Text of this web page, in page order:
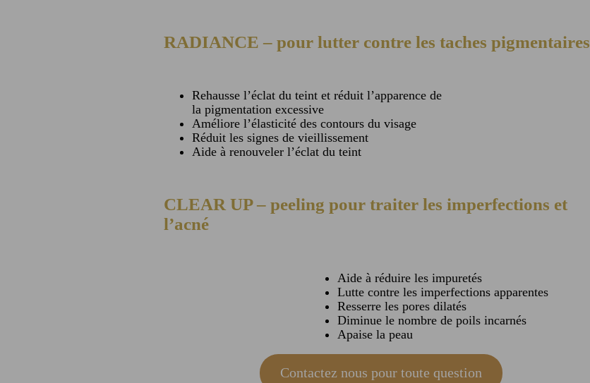
RADIANCE – pour lutter contre les taches pigmentaires
Rehausse l’éclat du teint et réduit l’apparence de
la pigmentation excessive
Améliore l’élasticité des contours du visage
Réduit les signes de vieillissement
Aide à renouveler l’éclat du teint
CLEAR UP – peeling pour traiter les imperfections et
l’acné
Aide à réduire les impuretés
Lutte contre les imperfections apparentes
Resserre les pores dilatés
Diminue le nombre de poils incarnés
Apaise la peau
Contactez nous pour toute question